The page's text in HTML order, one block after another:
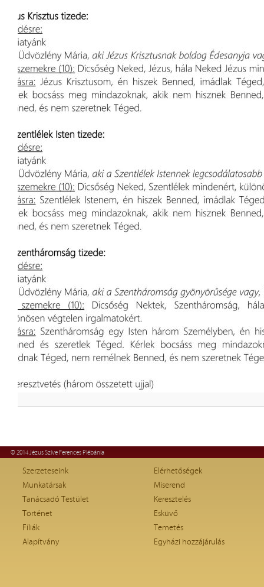
© 2014 Jézus Szíve Ferences Plébánia
Szerzeteseink
Munkatársak
Tanácsadó Testület
Történet
Fíliák
Alapítvány
Elérhetőségek
Miserend
Keresztelés
Esküvő
Temetés
Egyházi hozzájárulás